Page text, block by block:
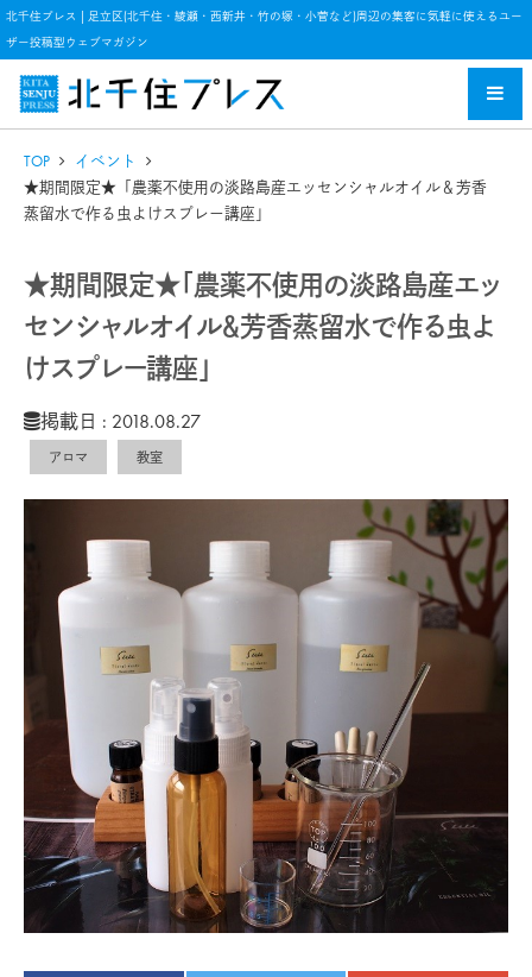
北千住プレス | 足立区(北千住・綾瀬・西新井・竹の塚・小菅など)周辺の集客に気軽に使えるユー
ザー投稿型ウェブマガジン
TOP
イベント
★期間限定★「農薬不使用の淡路島産エッセンシャルオイル＆芳香
蒸留水で作る虫よけスプレー講座」
★期間限定★「農薬不使用の淡路島産エッ
センシャルオイル＆芳香蒸留水で作る虫よ
けスプレー講座」
掲載日 : 2018.08.27
アロマ 教室